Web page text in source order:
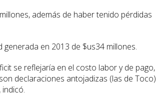
además de haber tenido pérdidas
en 2013 de $us34 millones.
se reflejaría en el costo labor y de pago,
declaraciones antojadizas (las de Toco)